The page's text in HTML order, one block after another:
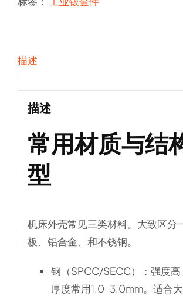
描述
描述
常用材质与结
型
机床外壳常见三类材料。大致区分
板、铝合金、和不锈钢。
钢（SPCC/SECC）
：强度高
厚度常用1.0–3.0mm。适合